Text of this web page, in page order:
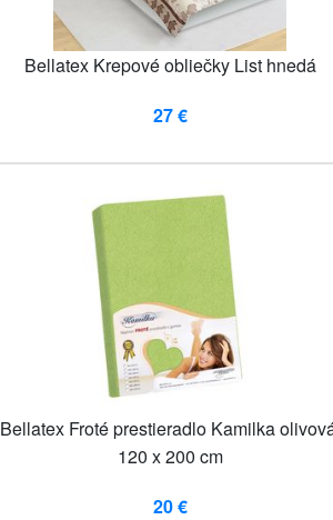
Bellatex Krepové obliečky List hnedá
27 €
Bellatex Froté prestieradlo Kamilka
120 x 200 cm
20 €